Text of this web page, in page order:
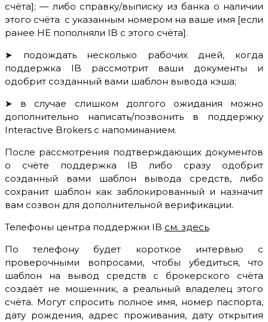
счёта]; — либо справку/выписку из банка о наличии
этого счёта с указанным номером на ваше имя [если
ранее НЕ пополняли IB с этого счёта].
➤ подождать несколько рабочих дней, когда
поддержка IB рассмотрит ваши документы и
одобрит созданный вами шаблон вывода кэша;
➤ в случае слишком долгого ожидания можно
дополнительно написать/позвонить в поддержку
Interactive Brokers с напоминанием.
После рассмотрения подтверждающих документов
о счёте поддержка IB либо сразу одобрит
созданный вами шаблон вывода средств, либо
сохранит шаблон как заблокированный и назначит
вам созвон для дополнительной верификации.
Телефоны центра поддержки IB см. здесь.
По телефону будет короткое интервью с
проверочными вопросами, чтобы убедиться, что
шаблон на вывод средств с брокерского счёта
создаёт не мошенник, а реальный владелец этого
счёта. Могут спросить полное имя, номер паспорта,
дату рождения, адрес проживания, дату открытия